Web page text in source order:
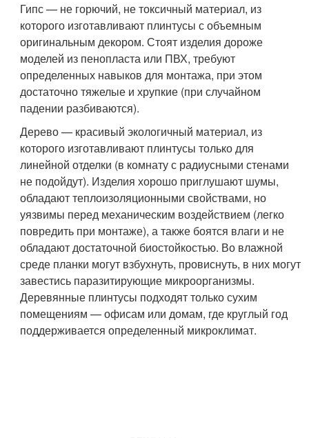
Гипс — не горючий, не токсичный материал, из
которого изготавливают плинтусы с объемным
оригинальным декором. Стоят изделия дороже
моделей из пенопласта или ПВХ, требуют
определенных навыков для монтажа, при этом
достаточно тяжелые и хрупкие (при случайном
падении разбиваются).
Дерево — красивый экологичный материал, из
которого изготавливают плинтусы только для
линейной отделки (в комнату с радиусными стенами
не подойдут). Изделия хорошо приглушают шумы,
обладают теплоизоляционными свойствами, но
уязвимы перед механическим воздействием (легко
повредить при монтаже), а также боятся влаги и не
обладают достаточной биостойкостью. Во влажной
среде планки могут взбухнуть, провиснуть, в них могут
завестись паразитирующие микроорганизмы.
Деревянные плинтусы подходят только сухим
помещениям — офисам или домам, где круглый год
поддерживается определенный микроклимат.